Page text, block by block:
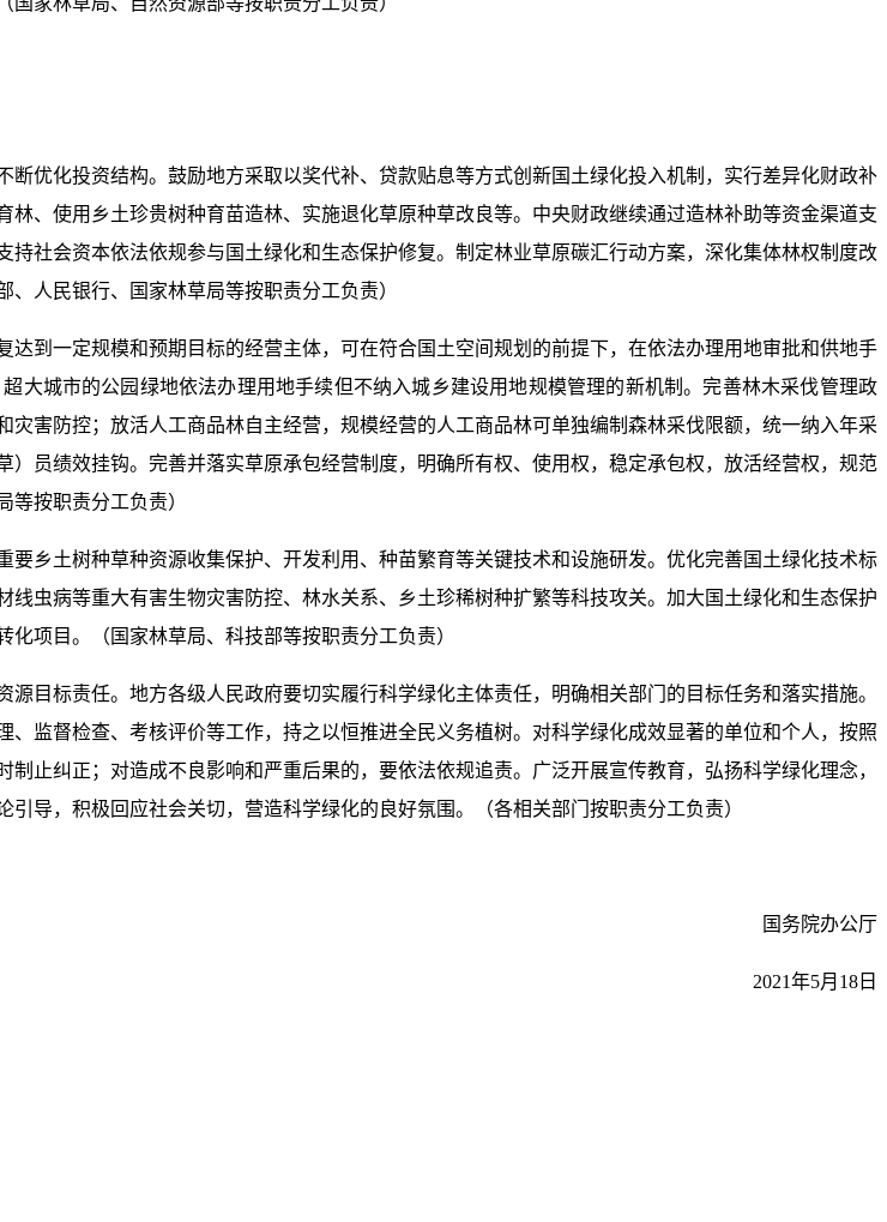
断优化投资结构。鼓励地方采取以奖代补、贷款贴息等方式创新国土绿化投入机制，实行差异化财政补
、使用乡土珍贵树种育苗造林、实施退化草原种草改良等。中央财政继续通过造林补助等资金渠道支
社会资本依法依规参与国土绿化和生态保护修复。制定林业草原碳汇行动方案，深化集体林权制度改
人民银行、国家林草局等按职责分工负责）
达到一定规模和预期目标的经营主体，可在符合国土空间规划的前提下，在依法办理用地审批和供地手
大城市的公园绿地依法办理用地手续但不纳入城乡建设用地规模管理的新机制。完善林木采伐管理政
害防控；放活人工商品林自主经营，规模经营的人工商品林可单独编制森林采伐限额，统一纳入年采
员绩效挂钩。完善并落实草原承包经营制度，明确所有权、使用权，稳定承包权，放活经营权，规范
按职责分工负责）
要乡土树种草种资源收集保护、开发利用、种苗繁育等关键技术和设施研发。优化完善国土绿化技术标
虫病等重大有害生物灾害防控、林水关系、乡土珍稀树种扩繁等科技攻关。加大国土绿化和生态保护
项目。（国家林草局、科技部等按职责分工负责）
目标责任。地方各级人民政府要切实履行科学绿化主体责任，明确相关部门的目标任务和落实措施。
监督检查、考核评价等工作，持之以恒推进全民义务植树。对科学绿化成效显著的单位和个人，按照
止纠正；对造成不良影响和严重后果的，要依法依规追责。广泛开展宣传教育，弘扬科学绿化理念，
导，积极回应社会关切，营造科学绿化的良好氛围。（各相关部门按职责分工负责）
国务院办公厅
2021年5月18日